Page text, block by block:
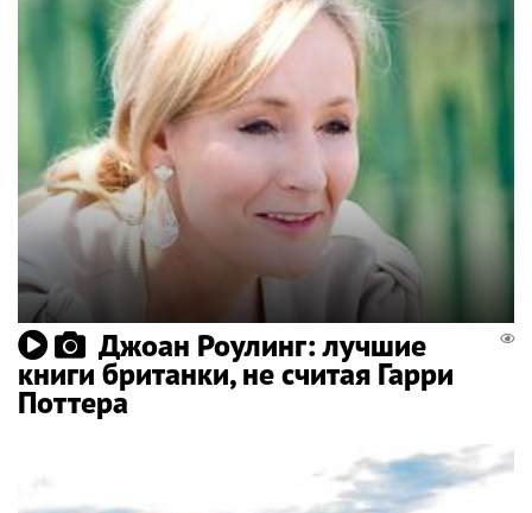
Джоан Роулинг: лучшие
книги британки, не считая Гарри
Поттера